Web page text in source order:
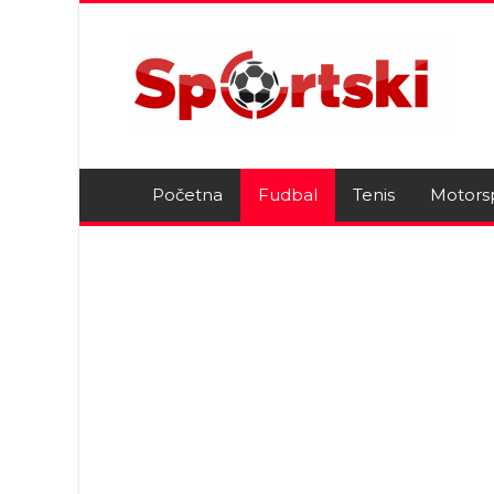
Početna Fudbal Tenis